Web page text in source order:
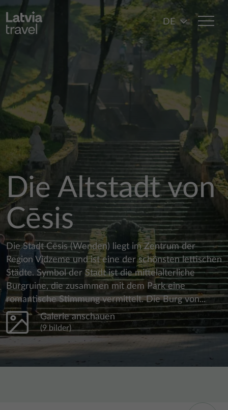
Direkt zum Inhalt
DE
Die Altstadt von
Cēsis
Die Stadt Cēsis (Wenden) liegt im Zentrum der
Region Vidzeme und ist eine der schönsten lettischen
Städte. Symbol der Stadt ist die mittelalterliche
Burgruine, die zusammen mit dem Park eine
romantische Stimmung vermittelt. Die Burg von...
Galerie anschauen
(9 bilder)